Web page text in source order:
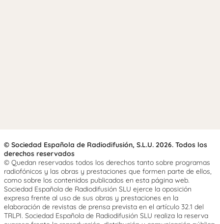
© Sociedad Española de Radiodifusión, S.L.U. 2026. Todos los
derechos reservados
© Quedan reservados todos los derechos tanto sobre programas
radiofónicos y las obras y prestaciones que formen parte de ellos,
como sobre los contenidos publicados en esta página web.
Sociedad Española de Radiodifusión SLU ejerce la oposición
expresa frente al uso de sus obras y prestaciones en la
elaboración de revistas de prensa prevista en el artículo 32.1 del
TRLPI. Sociedad Española de Radiodifusión SLU realiza la reserva